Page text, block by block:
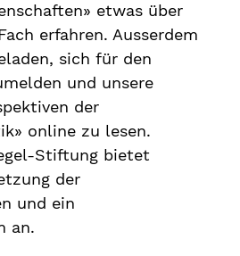
etwas über
erfahren. Ausserdem
sich für den
und unsere
der
online zu lesen.
Stiftung bietet
der
und ein
an.